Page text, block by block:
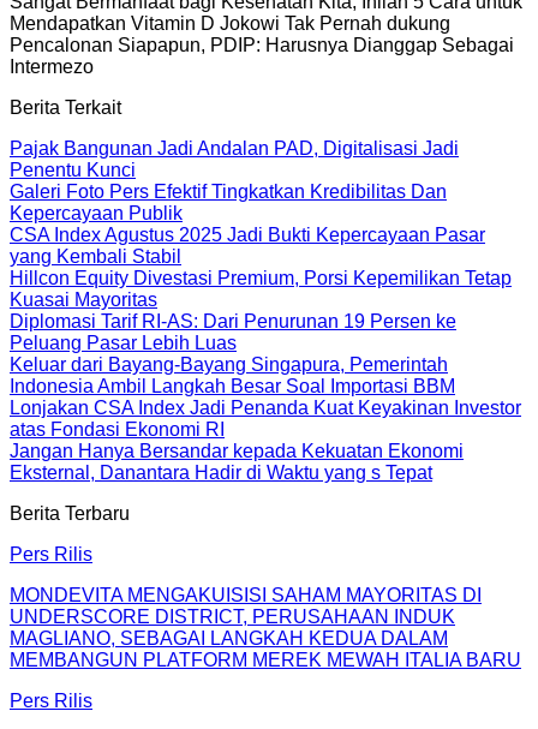
Mendapatkan Vitamin D Jokowi Tak Pernah dukung
Pencalonan Siapapun, PDIP: Harusnya Dianggap Sebagai
Intermezo
Berita Terkait
Pajak Bangunan Jadi Andalan PAD, Digitalisasi Jadi
Penentu Kunci
Galeri Foto Pers Efektif Tingkatkan Kredibilitas Dan
Kepercayaan Publik
CSA Index Agustus 2025 Jadi Bukti Kepercayaan Pasar
yang Kembali Stabil
Hillcon Equity Divestasi Premium, Porsi Kepemilikan Tetap
Kuasai Mayoritas
Diplomasi Tarif RI-AS: Dari Penurunan 19 Persen ke
Peluang Pasar Lebih Luas
Keluar dari Bayang-Bayang Singapura, Pemerintah
Indonesia Ambil Langkah Besar Soal Importasi BBM
Lonjakan CSA Index Jadi Penanda Kuat Keyakinan Investor
atas Fondasi Ekonomi RI
Jangan Hanya Bersandar kepada Kekuatan Ekonomi
Eksternal, Danantara Hadir di Waktu yang s Tepat
Berita Terbaru
Pers Rilis
MONDEVITA MENGAKUISISI SAHAM MAYORITAS DI
UNDERSCORE DISTRICT, PERUSAHAAN INDUK
MAGLIANO, SEBAGAI LANGKAH KEDUA DALAM
MEMBANGUN PLATFORM MEREK MEWAH ITALIA BARU
Pers Rilis